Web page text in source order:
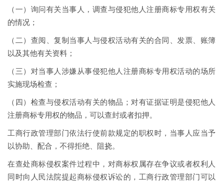
（一）询问有关当事人，调查与侵犯他人注册商标专用权有关
的情况；
（二）查阅、复制当事人与侵权活动有关的合同、发票、账簿
以及其他有关资料；
（三）对当事人涉嫌从事侵犯他人注册商标专用权活动的场所
实施现场检查；
（四）检查与侵权活动有关的物品；对有证据证明是侵犯他人
注册商标专用权的物品，可以查封或者扣押。
工商行政管理部门依法行使前款规定的职权时，当事人应当予
以协助、配合，不得拒绝、阻挠。
在查处商标侵权案件过程中，对商标权属存在争议或者权利人
同时向人民法院提起商标侵权诉讼的，工商行政管理部门可以